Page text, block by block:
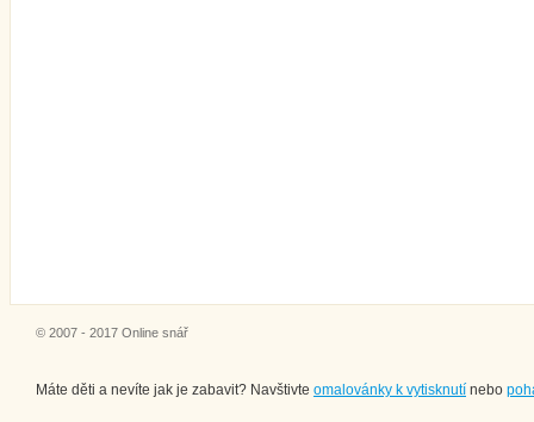
© 2007 - 2017 Online snář
Máte děti a nevíte jak je zabavit? Navštivte omalovánky k vytisknutí nebo